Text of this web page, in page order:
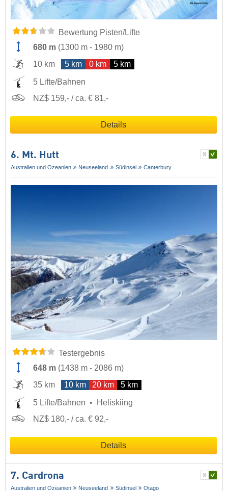
Bewertung Pisten/Lifte
680 m (1300 m - 1980 m)
10 km
5 km 0 km 5 km
5 Lifte/Bahnen
NZ$ 159,- / ca. € 81,-
Details
6. Mt. Hutt
Australien und Ozeanien Neuseeland Südinsel Canterbury
Testergebnis
648 m (1438 m - 2086 m)
35 km
10 km 20 km 5 km
5 Lifte/Bahnen
Heliskiing
NZ$ 180,- / ca. € 92,-
Details
7. Cardrona
Australien und Ozeanien Neuseeland Südinsel Otago